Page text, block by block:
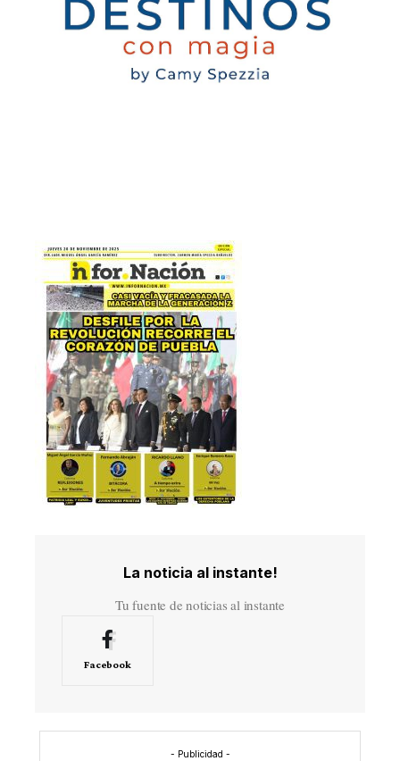
La noticia al instante!
Tu fuente de noticias al instante
Facebook
- Publicidad -